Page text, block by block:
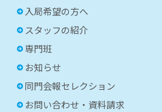
入局希望の方へ
スタッフの紹介
専門班
お知らせ
同門会報セレクション
お問い合わせ・資料請求